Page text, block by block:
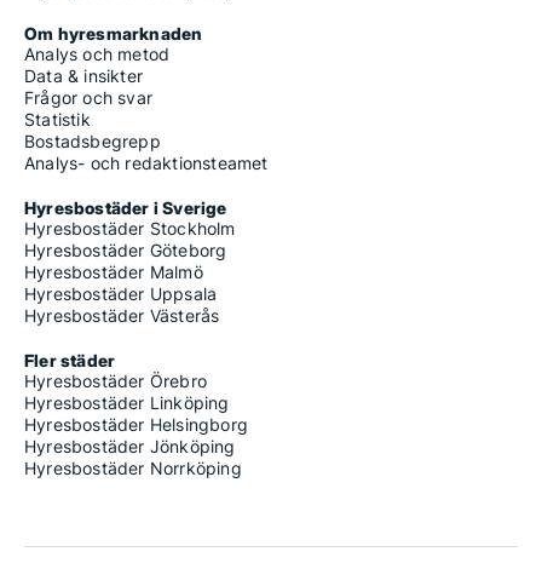
Om hyresmarknaden
Analys och metod
Data & insikter
Frågor och svar
Statistik
Bostadsbegrepp
Analys- och redaktionsteamet
Hyresbostäder i Sverige
Hyresbostäder Stockholm
Hyresbostäder Göteborg
Hyresbostäder Malmö
Hyresbostäder Uppsala
Hyresbostäder Västerås
Fler städer
Hyresbostäder Örebro
Hyresbostäder Linköping
Hyresbostäder Helsingborg
Hyresbostäder Jönköping
Hyresbostäder Norrköping